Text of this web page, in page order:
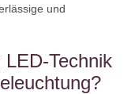
und
Technik